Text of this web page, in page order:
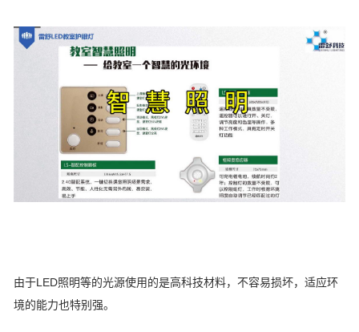
由于LED照明等的光源使用的是高科技材料，不容易损坏，适应环
境的能力也特别强。